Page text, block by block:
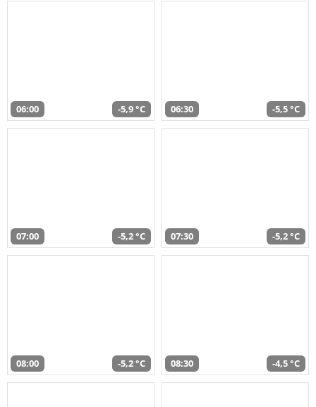
06:00 -5,9 °C 06:30 -5,5 °C
07:00 -5,2 °C 07:30 -5,2 °C
08:00 -5,2 °C 08:30 -4,5 °C